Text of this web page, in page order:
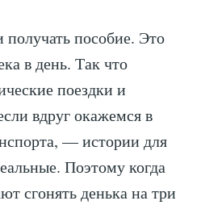
пособие. Это
в день. Так что
поездки и
вдруг окажемся в
— истории для
Поэтому когда
сгонять денька на три